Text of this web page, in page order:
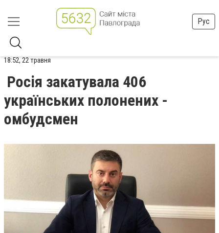
Рус
18:52, 22 травня
Росія закатувала 406
українських полонених -
омбудсмен